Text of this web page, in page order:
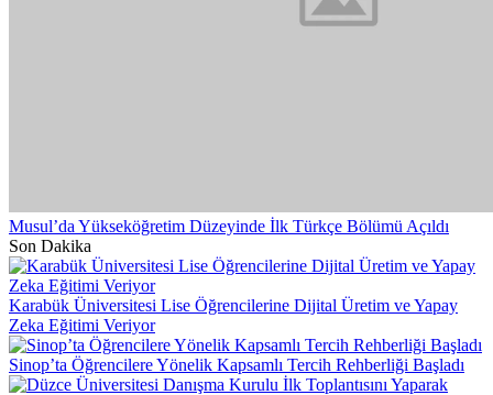
Musul’da Yükseköğretim Düzeyinde İlk Türkçe Bölümü Açıldı
Son Dakika
Karabük Üniversitesi Lise Öğrencilerine Dijital Üretim ve Yapay
Zeka Eğitimi Veriyor
Sinop’ta Öğrencilere Yönelik Kapsamlı Tercih Rehberliği Başladı